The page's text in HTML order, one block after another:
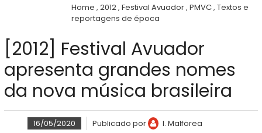
Home ,2012,Festival Avuador,PMVC,Textos e
reportagens de época
[2012] Festival Avuador
apresenta grandes nomes
da nova música brasileira
16/05/2020 Publicado por
I. Malförea